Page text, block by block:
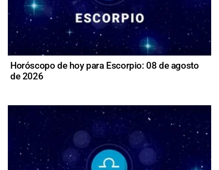
Horóscopo de hoy para Escorpio: 08 de agosto
de 2026